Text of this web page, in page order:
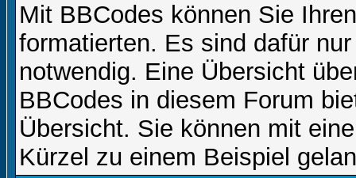
Mit BBCodes können Sie
formatierten. Es sind dafür
notwendig. Eine Übersicht
BBCodes in diesem Forum
Übersicht. Sie können mit
Kürzel zu einem Beispiel